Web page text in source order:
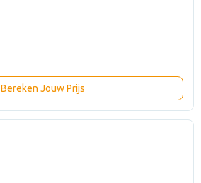
Bereken Jouw Prijs